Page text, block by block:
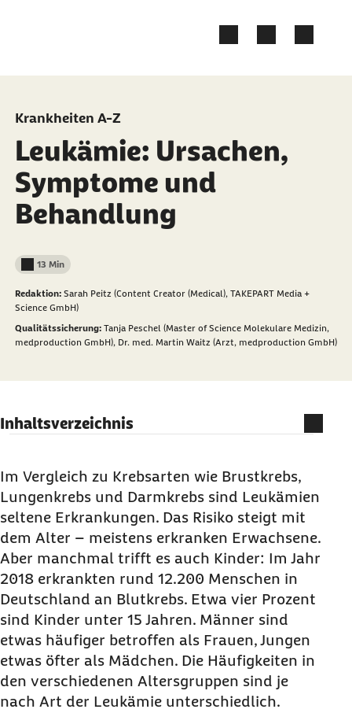
Krankheiten A-Z
Leukämie: Ursachen,
Symptome und
Behandlung
Lesedauer weniger als
13 Min
Redaktion: Sarah Peitz (Content Creator (Medical), TAKEPART Media +
Science GmbH)
Qualitätssicherung: Tanja Peschel (Master of Science Molekulare Medizin,
medproduction GmbH), Dr. med. Martin Waitz (Arzt, medproduction GmbH)
Inhaltsverzeichnis
Wie entstehen Leukämien?
Welche Formen der Leukämie gibt es?
Symptome für Blutkrebs
Diagnose Blutkrebs
Behandlung und Therapieformen für Leukämie
Ursachen und Risikofaktoren für Leukämie
Heilungschancen bei Erwachsenen
Leukämie bei Kindern
Barmer-Hinweise zur Krebsfrüherkennung
Im Vergleich zu Krebsarten wie Brustkrebs,
Lungenkrebs und Darmkrebs sind Leukämien
seltene Erkrankungen. Das Risiko steigt mit
dem Alter – meistens erkranken Erwachsene.
Aber manchmal trifft es auch Kinder: Im Jahr
2018 erkrankten rund 12.200 Menschen in
Deutschland an Blutkrebs. Etwa vier Prozent
sind Kinder unter 15 Jahren. Männer sind
etwas häufiger betroffen als Frauen, Jungen
etwas öfter als Mädchen. Die Häufigkeiten in
den verschiedenen Altersgruppen sind je
nach Art der Leukämie unterschiedlich.